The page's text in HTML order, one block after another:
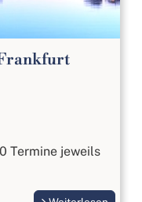
Termine jeweils